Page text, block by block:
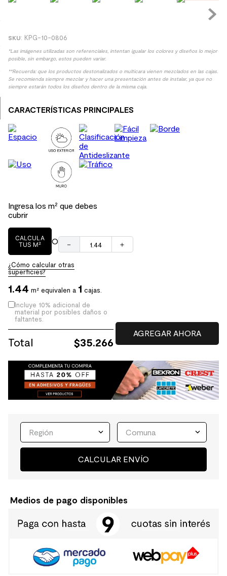
: KPG-10-0806
*Las imágenes utilizadas son referenciales, intentan igualar los colores y diseños lo mejor
posible, sin embargo, estos pueden variar.
**Recuerda: que los productos destonalizados o multicara vienen mezclados en las cajas.
Se recomienda siempre mezclar y hacer una presentación antes de instalar, ya que no
siempre estarán todos los diseños dentro de la misma caja.
CARACTERÍSTICAS PRINCIPALES
Ingresa los m² que debes
cubrir
CALCULA
TUS M²
O ＋
－
¿Cómo calcular otras
superficies?
1.44 m² equivalen a 1 cajas.
Incluye 10% adicional de
material por posibles daños o
faltantes.
Total $35.266
Región Comuna
CALCULAR ENVÍO
Medios de pago disponibles